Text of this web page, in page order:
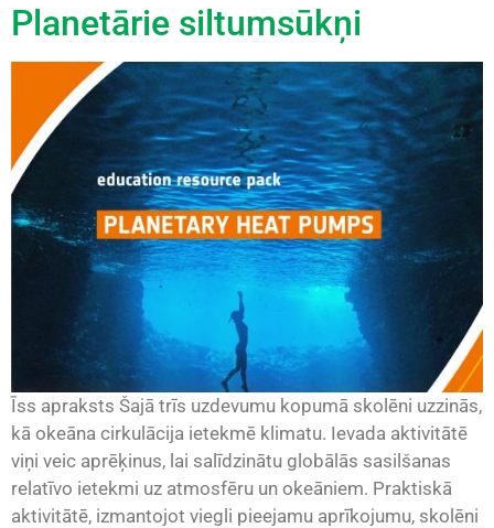
Planetārie siltumsūkņi
Īss apraksts Šajā trīs uzdevumu kopumā skolēni uzzinās,
kā okeāna cirkulācija ietekmē klimatu. Ievada aktivitātē
viņi veic aprēķinus, lai salīdzinātu globālās sasilšanas
relatīvo ietekmi uz atmosfēru un okeāniem. Praktiskā
aktivitātē, izmantojot viegli pieejamu aprīkojumu, skolēni